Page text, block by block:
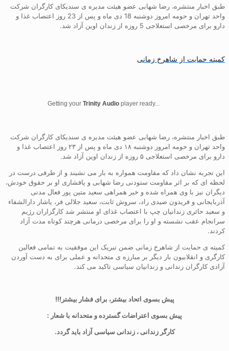
طبق اخبار منتشره، رضا شهابی عضو هیئت مدیره ی سندیکای کارگران شرکت
واحد تهران و حومه امروز دوشنبه 18 دی ماه و پس از 23 روز اعتصاب غذا و
دارو برای مرخصی استعلاجی 5 روزه از زندان اوین آزاد شد.
کمیته حمایت از شاهرخ زمانی
Getting yourTrinity Audio player ready...
طبق اخبار منتشره، رضا شهابی عضو هیئت مدیره ی سندیکای کارگران شرکت
واحد تهران و حومه امروز دوشنبه ۱۸ دی ماه و پس از ۲۳ روز اعتصاب غذا و
دارو برای مرخصی استعلاجی ۵ روزه از زندان اوین آزاد شد.
این تجربه نشان داد که مقاومت همواره به بار می نشیند و از طرفی درست در
لحظه ای که بر اثر مقاومت ستودنی رضا شهابی و پافشاری او بر حقوق خودش،
دیگران نیز با وی همراه شده و خبر همراهی سعید متین پور فعال مدنی
آذربایجانی و فریدون صیدی راد، سروش ثابت، سعید جلالی فر، یاشار دارالشفاء
و سعید حائری زندانیان چپ با اعتصاب غذای او منتشر شد کارگزاران رژیم
سرانجام عقب نشسته و او را برای مرخصی درمانی هرچند کوتاه مدت آزاد
کردند.
کمیته ی حمایت از شاهرخ زمانی ضمن تبریک این موفقیت به تمامی فعالین
کارگری و انقلابیون بار دیگر بر مبارزه ی متحدانه و عملی برای به دست آوردن
آزادی کارگران زندانی و زندانیان سیاسی تاکید می کند.
پیش بسوی اتحاد بیشتر، برای فشار بیشتر!!!
پیش بسوی اعتراضات گسترده و متحدانه با شعار :
کارگر زندانی ، زندانی سیاسی آزاد باید گردد.